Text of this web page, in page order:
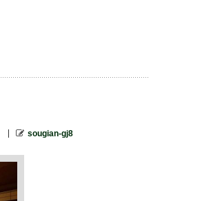
sougian-gj8